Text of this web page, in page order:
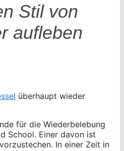
Stil von
aufleben
überhaupt wieder
für die Wiederbelebung
School. Einer davon ist
In einer Zeit in